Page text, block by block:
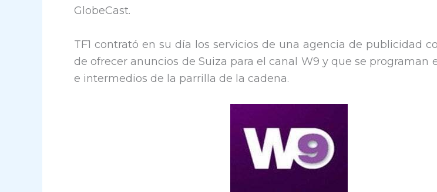
GlobeCast.
TF1 contrató en su día los servicios de una agencia de publicidad
de ofrecer anuncios de Suiza para el canal W9 y que se programan
e intermedios de la parrilla de la cadena.